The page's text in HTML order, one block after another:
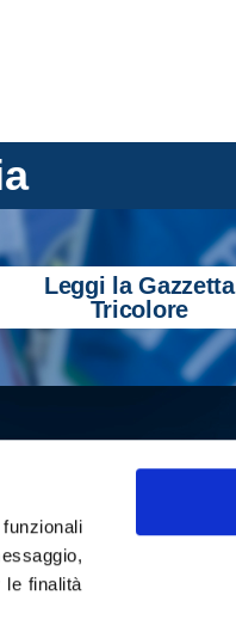
le finalità
Leggi la Gazzetta
Tricolore